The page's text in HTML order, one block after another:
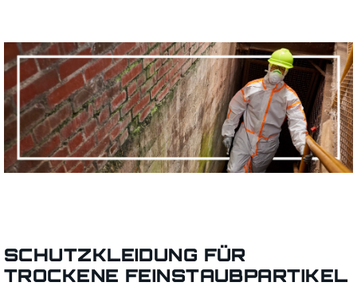
SCHUTZKLEIDUNG FÜR
TROCKENE FEINSTAUBPARTIKEL